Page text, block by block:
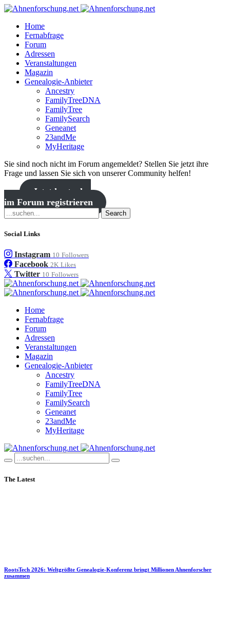
Home
Fernabfrage
Forum
Adressen
Veranstaltungen
Magazin
Genealogie-Anbieter
Ancestry
FamilyTreeDNA
FamilyTree
FamilySearch
Geneanet
23andMe
MyHeritage
Sie sind noch nicht im Forum angemeldet? Stellen Sie jetzt ihre
Frage und lassen Sie sich von unserer Community helfen!
Jetzt kostenlos
im Forum registrieren
Search
Social Links
Instagram 10 Followers
Facebook 2K Likes
Twitter 10 Followers
Home
Fernabfrage
Forum
Adressen
Veranstaltungen
Magazin
Genealogie-Anbieter
Ancestry
FamilyTreeDNA
FamilyTree
FamilySearch
Geneanet
23andMe
MyHeritage
The Latest
RootsTech 2026: Weltgrößte Genealogie-Konferenz bringt Millionen Ahnenforscher
zusammen